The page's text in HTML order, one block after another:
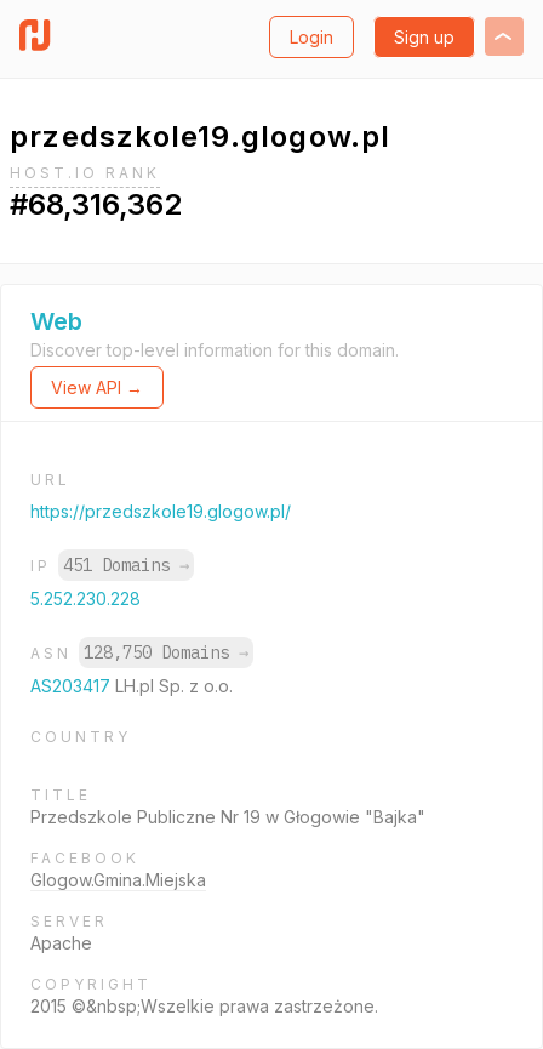
Login Sign up
przedszkole19.glogow.pl
HOST.IO RANK
#68,316,362
Web
Discover top-level information for this domain.
View API →
URL
https://przedszkole19.glogow.pl/
IP 451 Domains →
5.252.230.228
ASN 128,750 Domains →
AS203417 LH.pl Sp. z o.o.
COUNTRY
TITLE
Przedszkole Publiczne Nr 19 w Głogowie "Bajka"
FACEBOOK
Glogow.Gmina.Miejska
SERVER
Apache
COPYRIGHT
2015 ©&nbsp;Wszelkie prawa zastrzeżone.